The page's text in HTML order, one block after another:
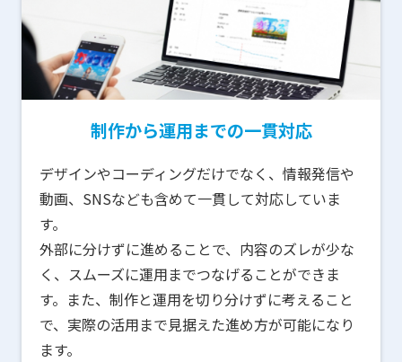
制作から運用までの一貫対応
デザインやコーディングだけでなく、情報発信や
動画、SNSなども含めて一貫して対応していま
す。
外部に分けずに進めることで、内容のズレが少な
く、スムーズに運用までつなげることができま
す。また、制作と運用を切り分けずに考えること
で、実際の活用まで見据えた進め方が可能になり
ます。